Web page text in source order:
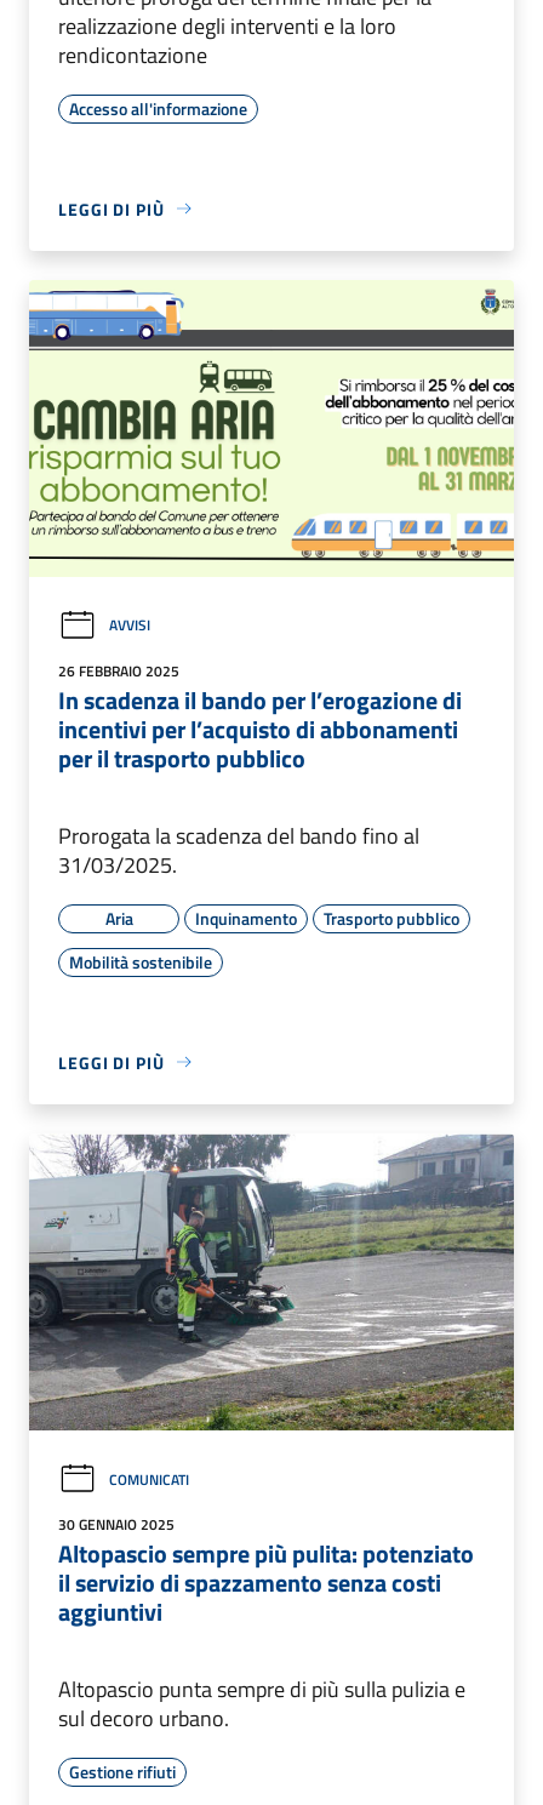
realizzazione degli interventi e la loro
rendicontazione
Accesso all'informazione
LEGGI DI PIÙ
AVVISI
26 FEBBRAIO 2025
In scadenza il bando per l’erogazione di
incentivi per l’acquisto di abbonamenti
per il trasporto pubblico
Prorogata la scadenza del bando fino al
31/03/2025.
Aria Inquinamento
Trasporto pubblico
Mobilità sostenibile
LEGGI DI PIÙ
COMUNICATI
30 GENNAIO 2025
Altopascio sempre più pulita: potenziato
il servizio di spazzamento senza costi
aggiuntivi
Altopascio punta sempre di più sulla pulizia e
sul decoro urbano.
Gestione rifiuti